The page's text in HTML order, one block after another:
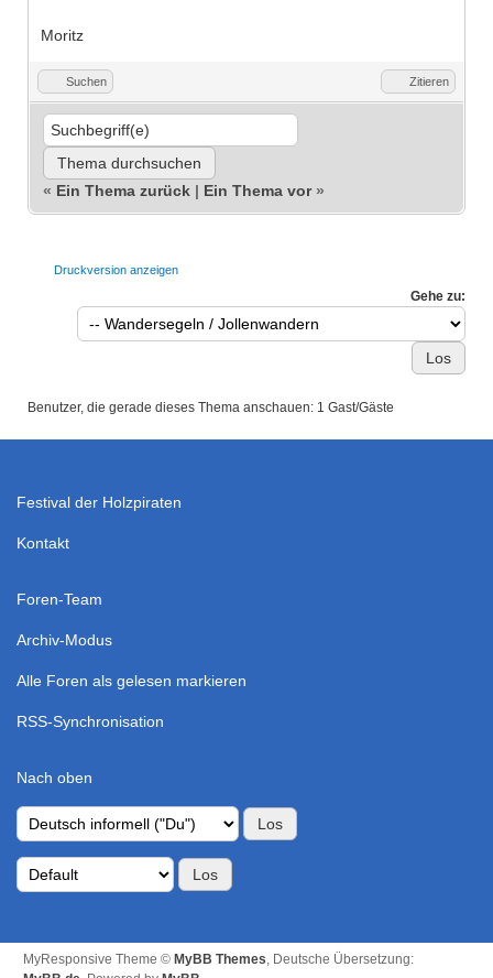
Moritz
Suchen Zitieren
« Ein Thema zurück | Ein Thema vor»
Druckversion anzeigen
Gehe zu:
Benutzer, die gerade dieses Thema anschauen: 1 Gast/Gäste
Festival der Holzpiraten
Kontakt
Foren-Team
Archiv-Modus
Alle Foren als gelesen markieren
RSS-Synchronisation
Nach oben
MyResponsive Theme © MyBB Themes, Deutsche Übersetzung: